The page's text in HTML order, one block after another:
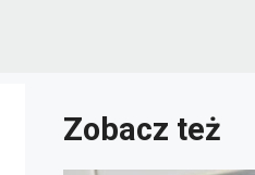
Zobacz też